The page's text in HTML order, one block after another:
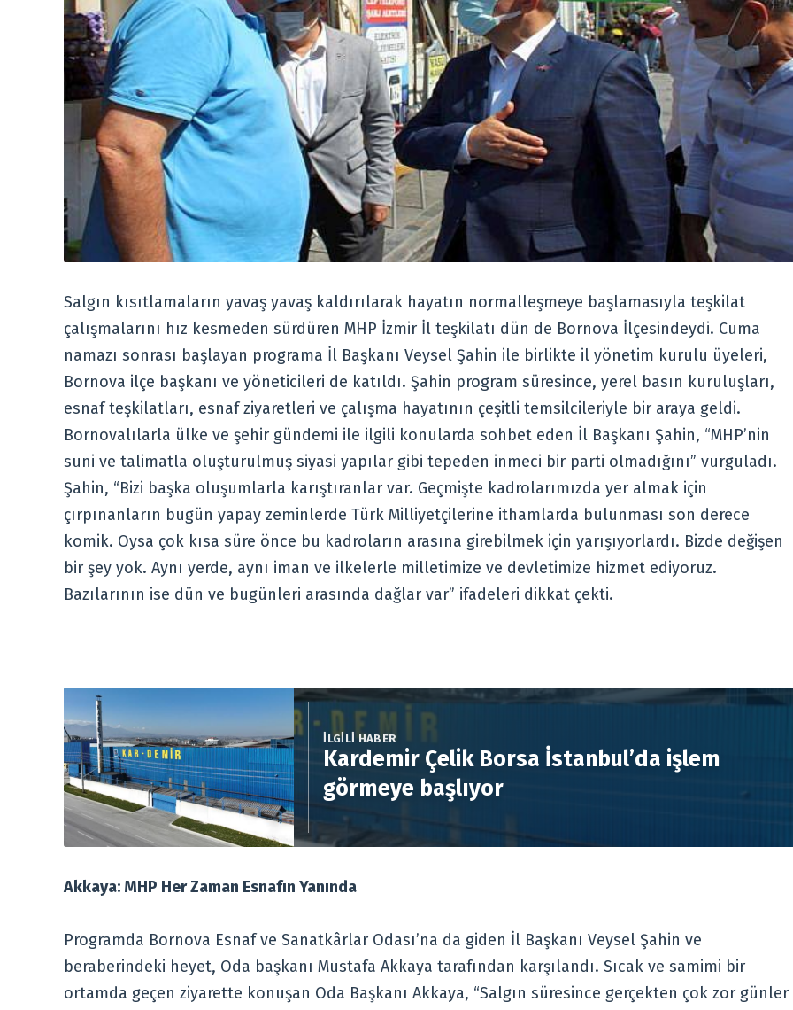
Salgın kısıtlamaların yavaş yavaş kaldırılarak hayatın normalleşmeye başlamasıyla teşkilat
çalışmalarını hız kesmeden sürdüren MHP İzmir İl teşkilatı dün de Bornova İlçesindeydi. Cuma
namazı sonrası başlayan programa İl Başkanı Veysel Şahin ile birlikte il yönetim kurulu üyeleri,
Bornova ilçe başkanı ve yöneticileri de katıldı. Şahin program süresince, yerel basın kuruluşları,
esnaf teşkilatları, esnaf ziyaretleri ve çalışma hayatının çeşitli temsilcileriyle bir araya geldi.
Bornovalılarla ülke ve şehir gündemi ile ilgili konularda sohbet eden İl Başkanı Şahin, “MHP’nin
suni ve talimatla oluşturulmuş siyasi yapılar gibi tepeden inmeci bir parti olmadığını” vurguladı.
Şahin, “Bizi başka oluşumlarla karıştıranlar var. Geçmişte kadrolarımızda yer almak için
çırpınanların bugün yapay zeminlerde Türk Milliyetçilerine ithamlarda bulunması son derece
komik. Oysa çok kısa süre önce bu kadroların arasına girebilmek için yarışıyorlardı. Bizde değişen
bir şey yok. Aynı yerde, aynı iman ve ilkelerle milletimize ve devletimize hizmet ediyoruz.
Bazılarının ise dün ve bugünleri arasında dağlar var” ifadeleri dikkat çekti.
İLGİLİ HABER
Kardemir Çelik Borsa İstanbul’da işlem
görmeye başlıyor
Akkaya: MHP Her Zaman Esnafın Yanında
Programda Bornova Esnaf ve Sanatkârlar Odası’na da giden İl Başkanı Veysel Şahin ve
beraberindeki heyet, Oda başkanı Mustafa Akkaya tarafından karşılandı. Sıcak ve samimi bir
ortamda geçen ziyarette konuşan Oda Başkanı Akkaya, “Salgın süresince gerçekten çok zor günler